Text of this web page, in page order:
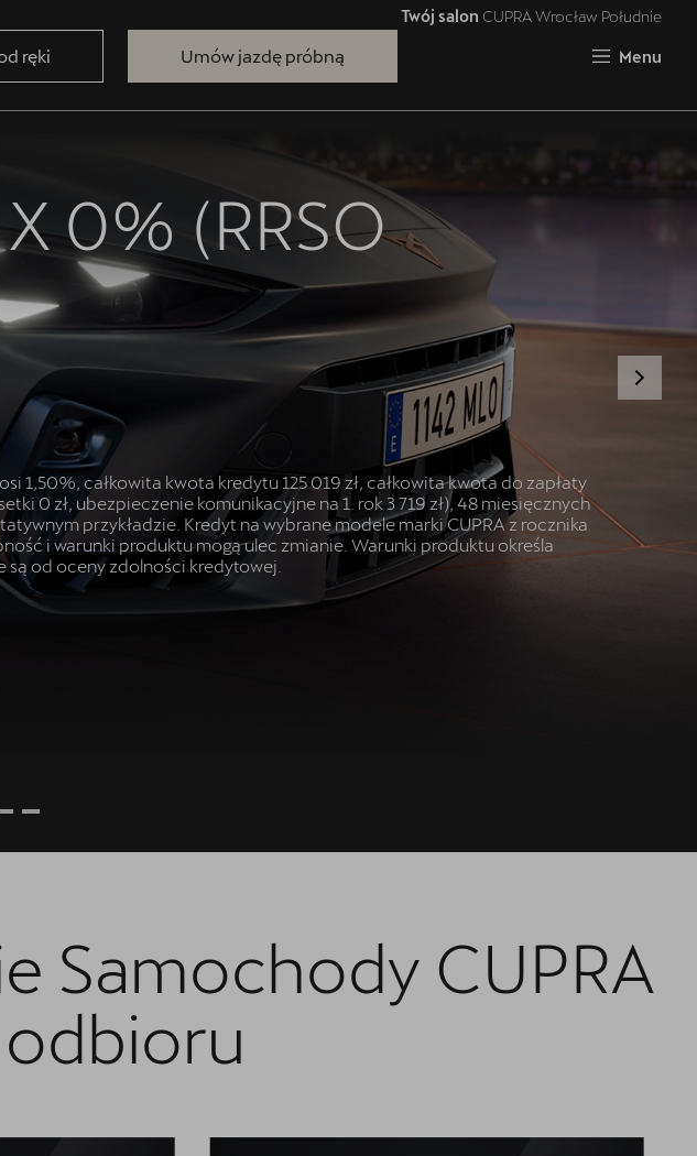
Twój salon CUPRA Wrocław Południe
ręki Umów jazdę próbną Menu
Zamknij
Bezpłatna jazda próbna
Przetestuj model z wybranym silnikiem
i skrzynią biegów
X 0% (RRSO
1,50%, całkowita kwota kredytu 125 019 zł, całkowita kwota do zapłaty
0 zł, ubezpieczenie komunikacyjne na 1. rok 3 719 zł), 48 miesięcznych
przykładzie. Kredyt na wybrane modele marki CUPRA z rocznika
i warunki produktu mogą ulec zmianie. Warunki produktu określa
są od oceny zdolności kredytowej.
Samochody CUPRA